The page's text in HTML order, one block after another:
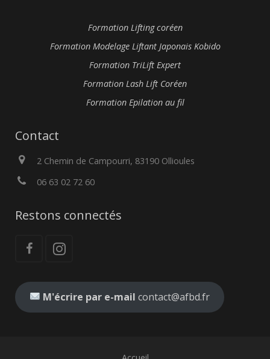
Formation Lifting coréen
Formation Modelage Liftant Japonais Kobido
Formation TriLift Expert
Formation Lash Lift Coréen
Formation Epilation au fil
Contact
2 Chemin de Campourri, 83190 Ollioules
06 63 02 72 60
Restons connectés
M'écrire par e-mail contact@afbd.fr